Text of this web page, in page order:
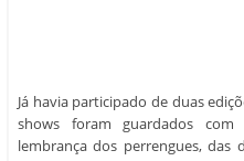
desmotivaram a marcar
justamente por isso, não quis
Se por um lado era bom assistir